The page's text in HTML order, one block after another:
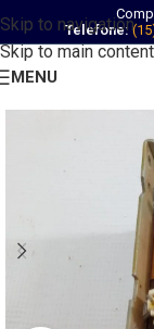
Skip to navigation
Skip to main content
Telefone:
MENU